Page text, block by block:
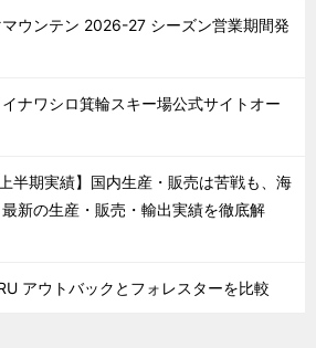
ウンテン 2026-27 シーズン営業期間発
ナワシロ箕輪スキー場公式サイトオー
半期実績】国内生産・販売は苦戦も、海
新の生産・販売・輸出実績を徹底解
アウトバックとフォレスターを比較